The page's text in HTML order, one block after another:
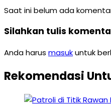
Saat ini belum ada
Silahkan tulis
Anda harus masukuntuk
Rekomendasi